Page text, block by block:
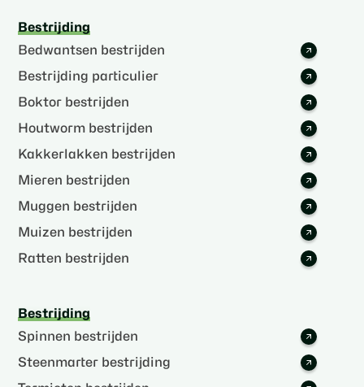
Bestrijding
Bedwantsen bestrijden
Bestrijding particulier
Boktor bestrijden
Houtworm bestrijden
Kakkerlakken bestrijden
Mieren bestrijden
Muggen bestrijden
Muizen bestrijden
Ratten bestrijden
Bestrijding
Spinnen bestrijden
Steenmarter bestrijding